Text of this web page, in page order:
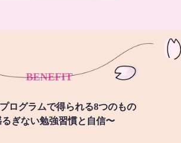
BENEFIT
ログラムで得られる8つのもの
るぎない勉強習慣と自信〜